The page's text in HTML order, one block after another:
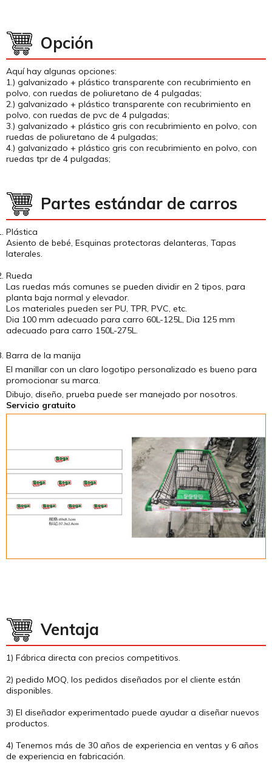
Opción
Aquí hay algunas opciones:
1.) galvanizado + plástico transparente con recubrimiento en
polvo, con ruedas de poliuretano de 4 pulgadas;
2.) galvanizado + plástico transparente con recubrimiento en
polvo, con ruedas de pvc de 4 pulgadas;
3.) galvanizado + plástico gris con recubrimiento en polvo, con
ruedas de poliuretano de 4 pulgadas;
4.) galvanizado + plástico gris con recubrimiento en polvo, con
ruedas tpr de 4 pulgadas;
Partes estándar de carros
Plástica
Asiento de bebé, Esquinas protectoras delanteras, Tapas
laterales.
Rueda
Las ruedas más comunes se pueden dividir en 2 tipos, para
planta baja normal y elevador.
Los materiales pueden ser PU, TPR, PVC, etc.
Dia 100 mm adecuado para carro 60L-125L, Dia 125 mm
adecuado para carro 150L-275L.
Barra de la manija
El manillar con un claro logotipo personalizado es bueno para
promocionar su marca.
Dibujo, diseño, prueba puede ser manejado por nosotros.
Servicio gratuito
Ventaja
1) Fábrica directa con precios competitivos.
2) pedido MOQ, los pedidos diseñados por el cliente están
disponibles.
3) El diseñador experimentado puede ayudar a diseñar nuevos
productos.
4) Tenemos más de 30 años de experiencia en ventas y 6 años
de experiencia en fabricación.